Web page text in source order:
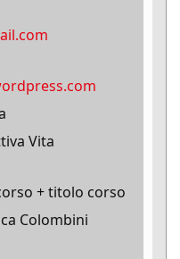
Vita
+ titolo corso
Colombini